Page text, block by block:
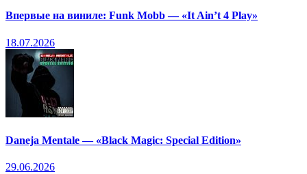
Впервые на виниле: Funk Mobb — «It Ain’t 4 Play»
18.07.2026
Daneja Mentale — «Black Magic: Special Edition»
29.06.2026